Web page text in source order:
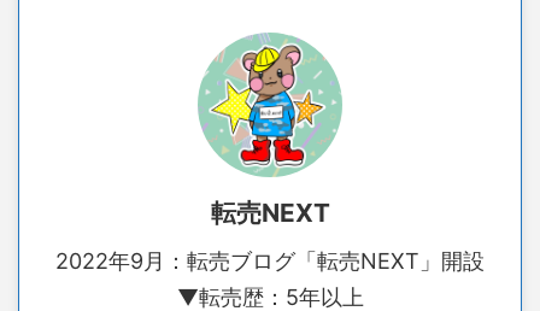
転売NEXT
2022年9月：転売ブログ「転売NEXT」開設
▼転売歴：5年以上